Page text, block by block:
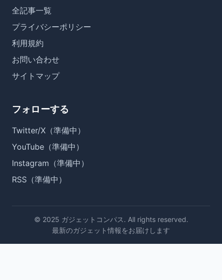
全記事一覧
プライバシーポリシー
利用規約
お問い合わせ
サイトマップ
フォローする
Twitter/X（準備中）
YouTube（準備中）
Instagram（準備中）
RSS（準備中）
© 2025 ガジェットコンパス. All rights reserved.
最新のガジェット情報をお届けします